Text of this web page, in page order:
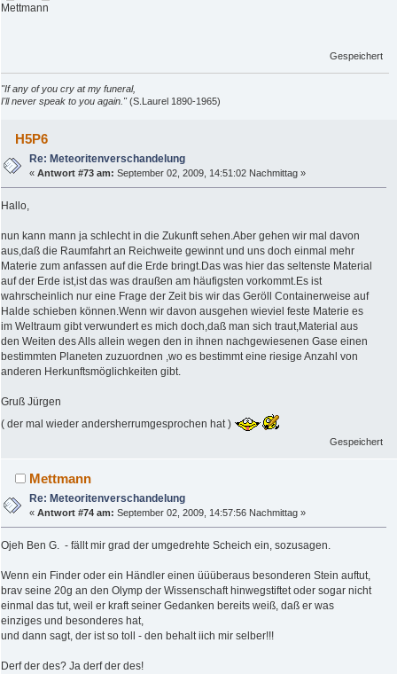
Mettmann
Gespeichert
"If any of you cry at my funeral,
I'll never speak to you again."(S.Laurel 1890-1965)
H5P6
Re: Meteoritenverschandelung
«Antwort #73 am: September 02, 2009, 14:51:02 Nachmittag »
Hallo,
nun kann mann ja schlecht in die Zukunft sehen.Aber gehen wir mal davon
aus,daß die Raumfahrt an Reichweite gewinnt und uns doch einmal mehr
Materie zum anfassen auf die Erde bringt.Das was hier das seltenste Material
auf der Erde ist,ist das was draußen am häufigsten vorkommt.Es ist
wahrscheinlich nur eine Frage der Zeit bis wir das Geröll Containerweise auf
Halde schieben können.Wenn wir davon ausgehen wieviel feste Materie es
im Weltraum gibt verwundert es mich doch,daß man sich traut,Material aus
den Weiten des Alls allein wegen den in ihnen nachgewiesenen Gase einen
bestimmten Planeten zuzuordnen ,wo es bestimmt eine riesige Anzahl von
anderen Herkunftsmöglichkeiten gibt.
Gruß Jürgen
( der mal wieder andersherrumgesprochen hat )
Gespeichert
Mettmann
Re: Meteoritenverschandelung
«Antwort #74 am: September 02, 2009, 14:57:56 Nachmittag »
Ojeh Ben G. - fällt mir grad der umgedrehte Scheich ein, sozusagen.
Wenn ein Finder oder ein Händler einen üüüberaus besonderen Stein auftut,
brav seine 20g an den Olymp der Wissenschaft hinwegstiftet oder sogar nicht
einmal das tut, weil er kraft seiner Gedanken bereits weiß, daß er was
einziges und besonderes hat,
und dann sagt, der ist so toll - den behalt iich mir selber!!!
Derf der des? Ja derf der des!